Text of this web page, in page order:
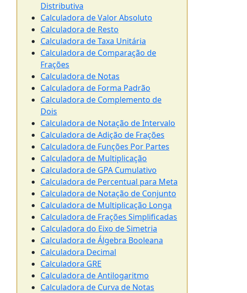
Distributiva
Calculadora de Valor Absoluto
Calculadora de Resto
Calculadora de Taxa Unitária
Calculadora de Comparação de
Frações
Calculadora de Notas
Calculadora de Forma Padrão
Calculadora de Complemento de
Dois
Calculadora de Notação de Intervalo
Calculadora de Adição de Frações
Calculadora de Funções Por Partes
Calculadora de Multiplicação
Calculadora de GPA Cumulativo
Calculadora de Percentual para Meta
Calculadora de Notação de Conjunto
Calculadora de Multiplicação Longa
Calculadora de Frações Simplificadas
Calculadora do Eixo de Simetria
Calculadora de Álgebra Booleana
Calculadora Decimal
Calculadora GRE
Calculadora de Antilogaritmo
Calculadora de Curva de Notas